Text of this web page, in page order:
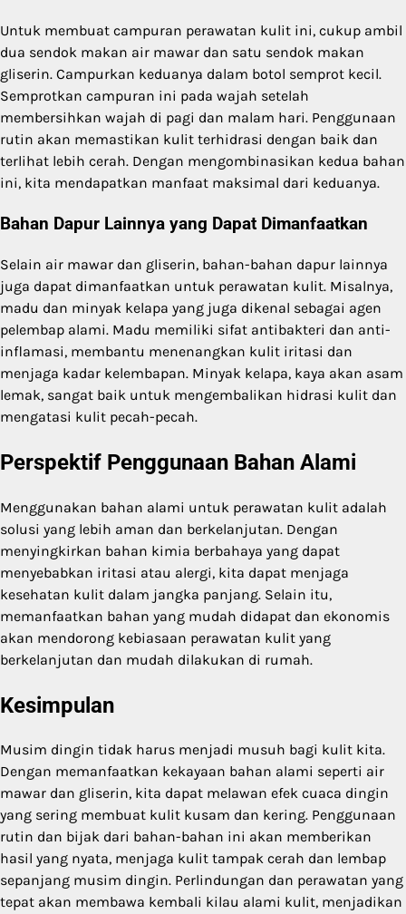
Untuk membuat campuran perawatan kulit ini, cukup ambil
dua sendok makan air mawar dan satu sendok makan
gliserin. Campurkan keduanya dalam botol semprot kecil.
Semprotkan campuran ini pada wajah setelah
membersihkan wajah di pagi dan malam hari. Penggunaan
rutin akan memastikan kulit terhidrasi dengan baik dan
terlihat lebih cerah. Dengan mengombinasikan kedua bahan
ini, kita mendapatkan manfaat maksimal dari keduanya.
Bahan Dapur Lainnya yang Dapat Dimanfaatkan
Selain air mawar dan gliserin, bahan-bahan dapur lainnya
juga dapat dimanfaatkan untuk perawatan kulit. Misalnya,
madu dan minyak kelapa yang juga dikenal sebagai agen
pelembap alami. Madu memiliki sifat antibakteri dan anti-
inflamasi, membantu menenangkan kulit iritasi dan
menjaga kadar kelembapan. Minyak kelapa, kaya akan asam
lemak, sangat baik untuk mengembalikan hidrasi kulit dan
mengatasi kulit pecah-pecah.
Perspektif Penggunaan Bahan Alami
Menggunakan bahan alami untuk perawatan kulit adalah
solusi yang lebih aman dan berkelanjutan. Dengan
menyingkirkan bahan kimia berbahaya yang dapat
menyebabkan iritasi atau alergi, kita dapat menjaga
kesehatan kulit dalam jangka panjang. Selain itu,
memanfaatkan bahan yang mudah didapat dan ekonomis
akan mendorong kebiasaan perawatan kulit yang
berkelanjutan dan mudah dilakukan di rumah.
Kesimpulan
Musim dingin tidak harus menjadi musuh bagi kulit kita.
Dengan memanfaatkan kekayaan bahan alami seperti air
mawar dan gliserin, kita dapat melawan efek cuaca dingin
yang sering membuat kulit kusam dan kering. Penggunaan
rutin dan bijak dari bahan-bahan ini akan memberikan
hasil yang nyata, menjaga kulit tampak cerah dan lembap
sepanjang musim dingin. Perlindungan dan perawatan yang
tepat akan membawa kembali kilau alami kulit, menjadikan